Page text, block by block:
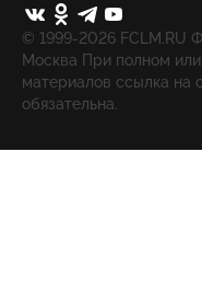
© 1999-2026 FCLM.RU
Москва При полном
материалов ссылка на
обязательна.